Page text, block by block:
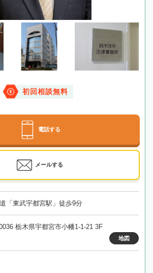
初回相談無料
電話する
メールする
「東武宇都宮駅」徒歩9分
栃木県宇都宮市小幡1-1-21 3F
地図